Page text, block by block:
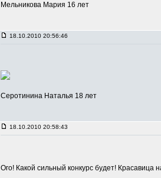
Мельникова Мария 16 лет
18.10.2010 20:56:46
Серотинина Наталья 18 лет
18.10.2010 20:58:43
Ого! Какой сильный конкурс будет! Красавица